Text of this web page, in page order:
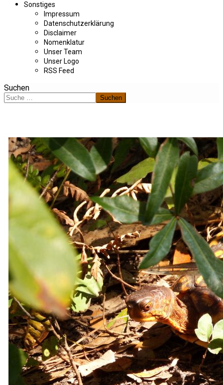
Sonstiges
Impressum
Datenschutzerklärung
Disclaimer
Nomenklatur
Unser Team
Unser Logo
RSS Feed
Suchen
Suchen